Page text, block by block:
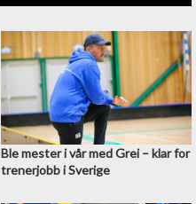
Ble mester i vår med Grei –⁠ klar for
trenerjobb i Sverige